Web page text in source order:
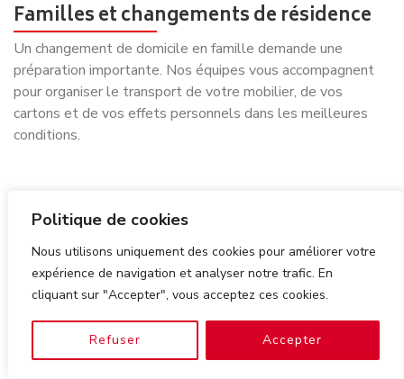
Politique de cookies
Nous utilisons uniquement des cookies pour améliorer votre
expérience de navigation et analyser notre trafic. En
cliquant sur "Accepter", vous acceptez ces cookies.
Refuser Accepter
Familles et changements de résidence
Un changement de domicile en famille demande une
préparation importante. Nos équipes vous accompagnent
pour organiser le transport de votre mobilier, de vos
cartons et de vos effets personnels dans les meilleures
conditions.
une nouvelle étape de vie
Certains déménagements correspondent à une transition
importante : rapprochement familial, changement de
logement ou installation dans une résidence adaptée. Nos
conseillers prennent le temps d’écouter vos besoins afin de
proposer une organisation rassurante.